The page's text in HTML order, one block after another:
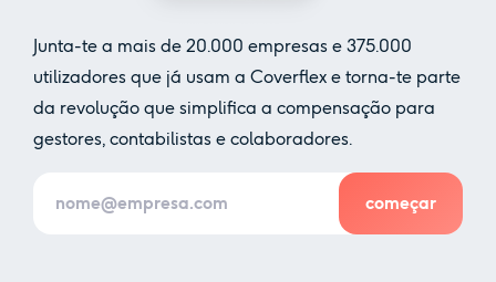
Junta-te a mais de 20.000 empresas e 375.000
utilizadores que já usam a Coverflex e torna-te parte
da revolução que simplifica a compensação para
gestores, contabilistas e colaboradores.